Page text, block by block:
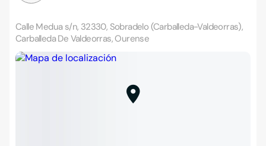
Calle Medua s/n, 32330, Sobradelo (Carballeda-Valdeorras),
Carballeda De Valdeorras, Ourense